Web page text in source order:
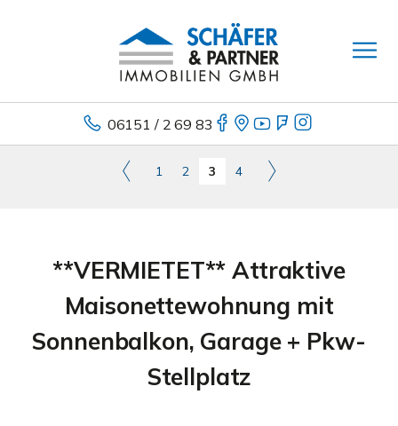
06151 / 2 69 83
1 2 3 4
**VERMIETET** Attraktive
Maisonettewohnung mit
Sonnenbalkon, Garage + Pkw-
Stellplatz